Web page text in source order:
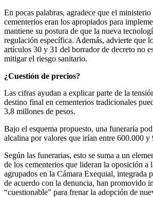
En pocas palabras, agradece que el
cementerios eran los apropiados para
mantiene su postura de que la nueva
regulación específica. Además, advierte que
artículos 30 y 31 del borrador de decreto no
mitigar el riesgo sanitario.
¿Cuestión de precios?
Las cifras ayudan a explicar parte de la
destino final en cementerios tradicionales
3,8 millones de pesos.
Bajo el esquema propuesto, una funeraria
alcalina por valores que irían entre 600.000 y
Según las funerarias, esto se suma a un
de los cementerios que lideran la oposición a
agrupados en la Cámara Exequial, integrada
de acuerdo con la denuncia, han promovido
“cuestionable” para frenar la adopción de